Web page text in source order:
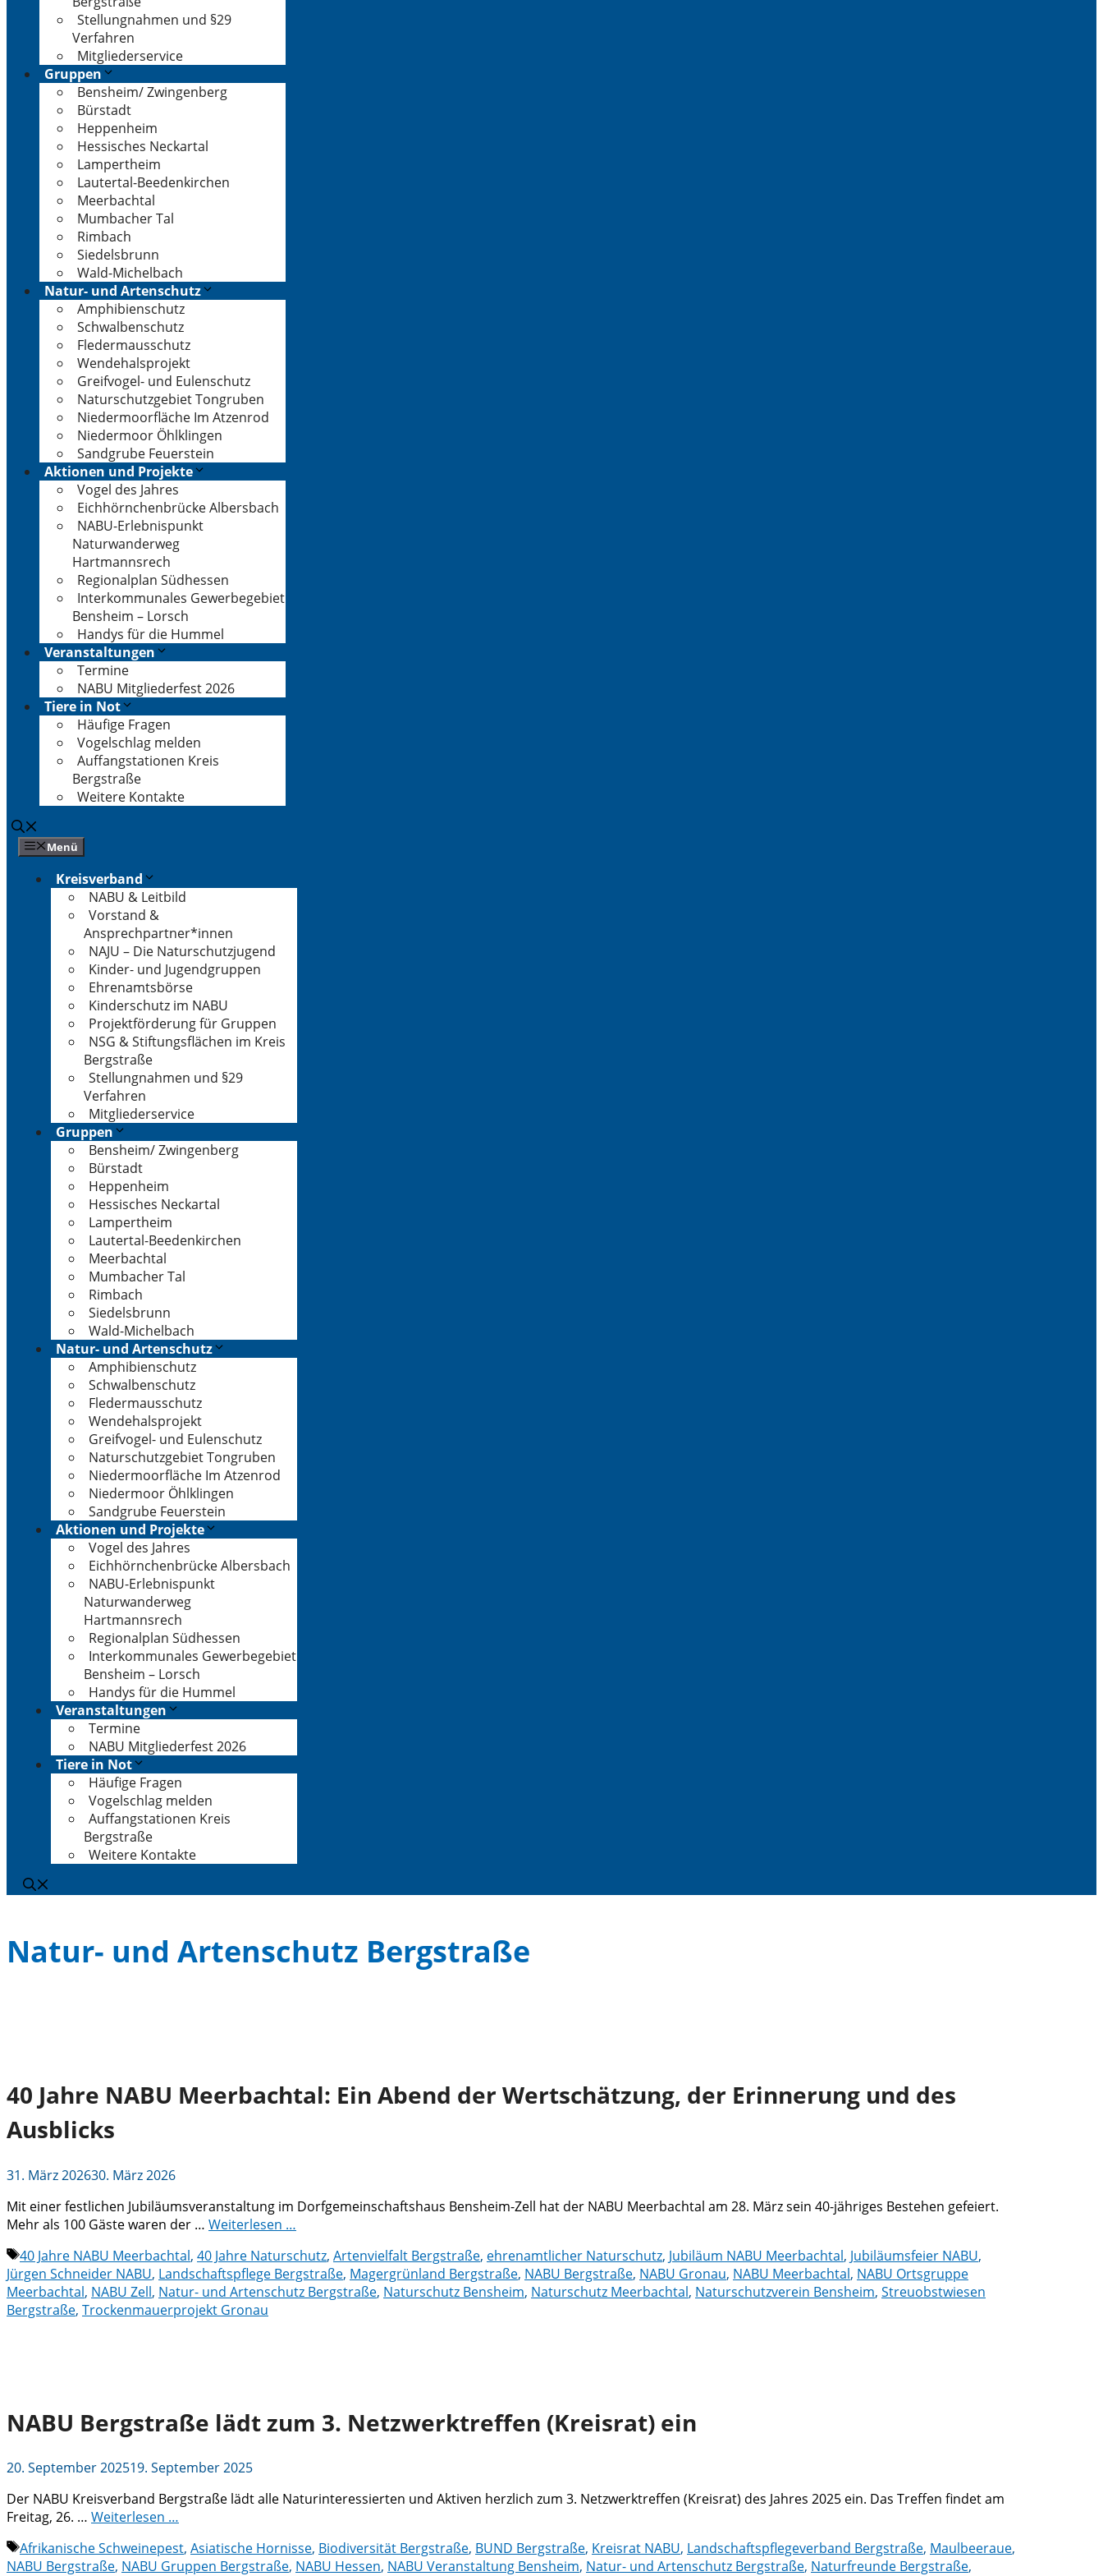
Stellungnahmen und §29
Verfahren
Mitgliederservice
Gruppen
Bensheim/ Zwingenberg
Bürstadt
Heppenheim
Hessisches Neckartal
Lampertheim
Lautertal-Beedenkirchen
Meerbachtal
Mumbacher Tal
Rimbach
Siedelsbrunn
Wald-Michelbach
Natur- und Artenschutz
Amphibienschutz
Schwalbenschutz
Fledermausschutz
Wendehalsprojekt
Greifvogel- und Eulenschutz
Naturschutzgebiet Tongruben
Niedermoorfläche Im Atzenrod
Niedermoor Öhlklingen
Sandgrube Feuerstein
Aktionen und Projekte
Vogel des Jahres
Eichhörnchenbrücke Albersbach
NABU-Erlebnispunkt
Naturwanderweg
Hartmannsrech
Regionalplan Südhessen
Interkommunales Gewerbegebiet
Bensheim – Lorsch
Handys für die Hummel
Veranstaltungen
Termine
NABU Mitgliederfest 2026
Tiere in Not
Häufige Fragen
Vogelschlag melden
Auffangstationen Kreis
Bergstraße
Weitere Kontakte
Menü
Kreisverband
NABU & Leitbild
Vorstand &
Ansprechpartner*innen
NAJU – Die Naturschutzjugend
Kinder- und Jugendgruppen
Ehrenamtsbörse
Kinderschutz im NABU
Projektförderung für Gruppen
NSG & Stiftungsflächen im Kreis
Bergstraße
Stellungnahmen und §29
Verfahren
Mitgliederservice
Gruppen
Bensheim/ Zwingenberg
Bürstadt
Heppenheim
Hessisches Neckartal
Lampertheim
Lautertal-Beedenkirchen
Meerbachtal
Mumbacher Tal
Rimbach
Siedelsbrunn
Wald-Michelbach
Natur- und Artenschutz
Amphibienschutz
Schwalbenschutz
Fledermausschutz
Wendehalsprojekt
Greifvogel- und Eulenschutz
Naturschutzgebiet Tongruben
Niedermoorfläche Im Atzenrod
Niedermoor Öhlklingen
Sandgrube Feuerstein
Aktionen und Projekte
Vogel des Jahres
Eichhörnchenbrücke Albersbach
NABU-Erlebnispunkt
Naturwanderweg
Hartmannsrech
Regionalplan Südhessen
Interkommunales Gewerbegebiet
Bensheim – Lorsch
Handys für die Hummel
Veranstaltungen
Termine
NABU Mitgliederfest 2026
Tiere in Not
Häufige Fragen
Vogelschlag melden
Auffangstationen Kreis
Bergstraße
Weitere Kontakte
Natur- und Artenschutz Bergstraße
40 Jahre NABU Meerbachtal: Ein Abend der Wertschätzung, der Erinnerung und des
Ausblicks
31. März 202630. März 2026
Mit einer festlichen Jubiläumsveranstaltung im Dorfgemeinschaftshaus Bensheim-Zell hat der NABU Meerbachtal am 28. März sein 40-jähriges Bestehen gefeiert.
Mehr als 100 Gäste waren der … Weiterlesen …
Schlagwörter
40 Jahre NABU Meerbachtal, 40 Jahre Naturschutz, Artenvielfalt Bergstraße, ehrenamtlicher Naturschutz, Jubiläum NABU Meerbachtal, Jubiläumsfeier NABU,
Jürgen Schneider NABU, Landschaftspflege Bergstraße, Magergrünland Bergstraße, NABU Bergstraße, NABU Gronau, NABU Meerbachtal, NABU Ortsgruppe
Meerbachtal, NABU Zell, Natur- und Artenschutz Bergstraße, Naturschutz Bensheim, Naturschutz Meerbachtal, Naturschutzverein Bensheim, Streuobstwiesen
Bergstraße, Trockenmauerprojekt Gronau
NABU Bergstraße lädt zum 3. Netzwerktreffen (Kreisrat) ein
20. September 202519. September 2025
Der NABU Kreisverband Bergstraße lädt alle Naturinteressierten und Aktiven herzlich zum 3. Netzwerktreffen (Kreisrat) des Jahres 2025 ein. Das Treffen findet am
Freitag, 26. … Weiterlesen …
Schlagwörter
Afrikanische Schweinepest, Asiatische Hornisse, Biodiversität Bergstraße, BUND Bergstraße, Kreisrat NABU, Landschaftspflegeverband Bergstraße, Maulbeeraue,
NABU Bergstraße, NABU Gruppen Bergstraße, NABU Hessen, NABU Veranstaltung Bensheim, Natur- und Artenschutz Bergstraße, Naturfreunde Bergstraße,